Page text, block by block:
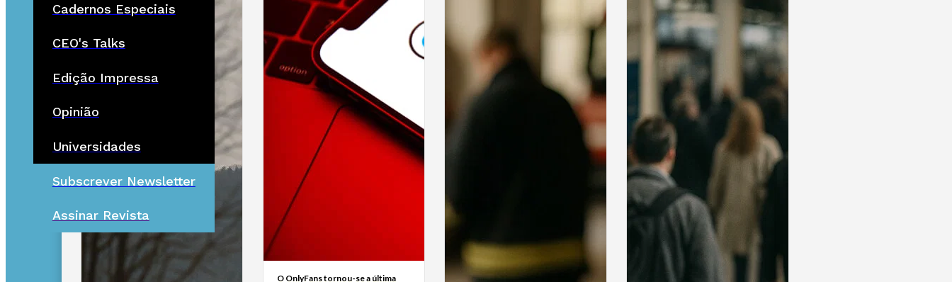
Cadernos Especiais
CEO's Talks
Edição Impressa
Opinião
Universidades
Subscrever Newsletter
Assinar Revista
O OnlyFans tornou-se a última